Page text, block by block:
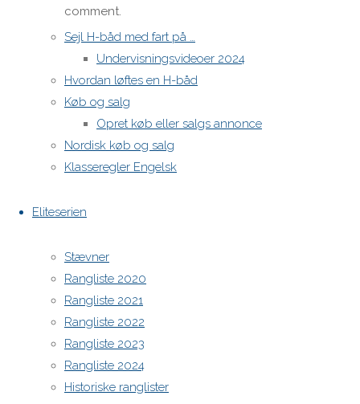
Sejl H-båd med fart på …
Undervisningsvideoer 2024
Hvordan løftes en H-båd
Køb og salg
Opret køb eller salgs annonce
Nordisk køb og salg
Klasseregler Engelsk
Eliteserien
Stævner
Rangliste 2020
Rangliste 2021
Rangliste 2022
Rangliste 2023
Rangliste 2024
Historiske ranglister
comment.
H-båds kalenderen i Europa
Powered by